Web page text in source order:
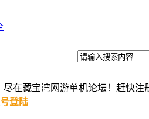
在藏宝湾网游单机论坛！赶快注
登陆